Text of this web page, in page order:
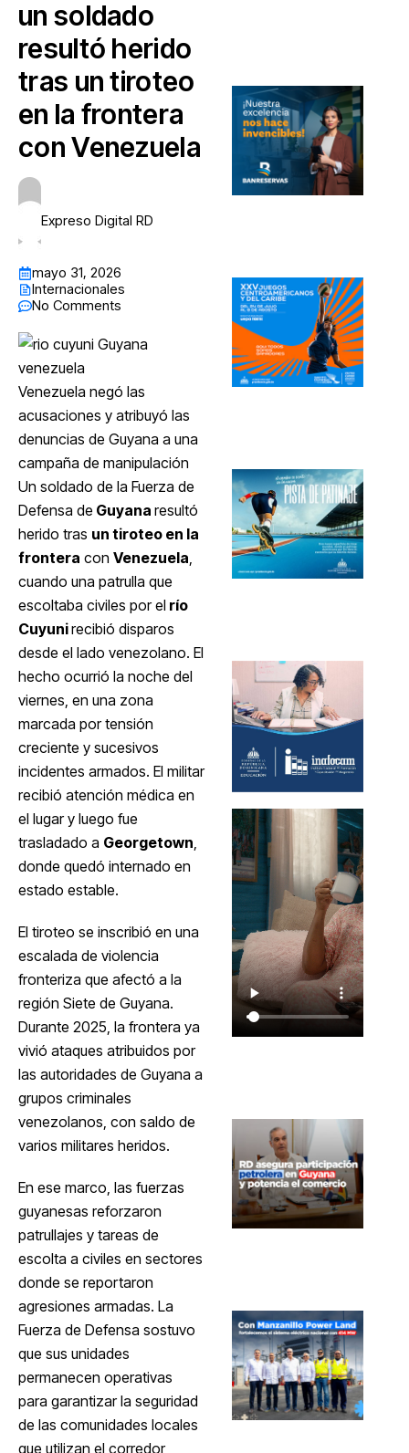
un soldado
resultó herido
tras un tiroteo
en la frontera
con Venezuela
Expreso Digital RD
mayo 31, 2026
Internacionales
No Comments
Venezuela negó las
acusaciones y atribuyó las
denuncias de Guyana a una
campaña de manipulación
Un soldado de la Fuerza de
Defensa de Guyana resultó
herido tras un tiroteo en la
frontera con Venezuela,
cuando una patrulla que
escoltaba civiles por el río
Cuyunirecibió disparos
desde el lado venezolano. El
hecho ocurrió la noche del
viernes, en una zona
marcada por tensión
creciente y sucesivos
incidentes armados. El militar
recibió atención médica en
el lugar y luego fue
trasladado a Georgetown,
donde quedó internado en
estado estable.
El tiroteo se inscribió en una
escalada de violencia
fronteriza que afectó a la
región Siete de Guyana.
Durante 2025, la frontera ya
vivió ataques atribuidos por
las autoridades de Guyana a
grupos criminales
venezolanos, con saldo de
varios militares heridos.
En ese marco, las fuerzas
guyanesas reforzaron
patrullajes y tareas de
escolta a civiles en sectores
donde se reportaron
agresiones armadas. La
Fuerza de Defensa sostuvo
que sus unidades
permanecen operativas
para garantizar la seguridad
de las comunidades locales
que utilizan el corredor